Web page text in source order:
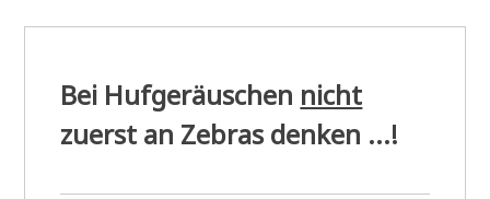
Bei Hufgeräuschen nicht
zuerst an Zebras denken ...!